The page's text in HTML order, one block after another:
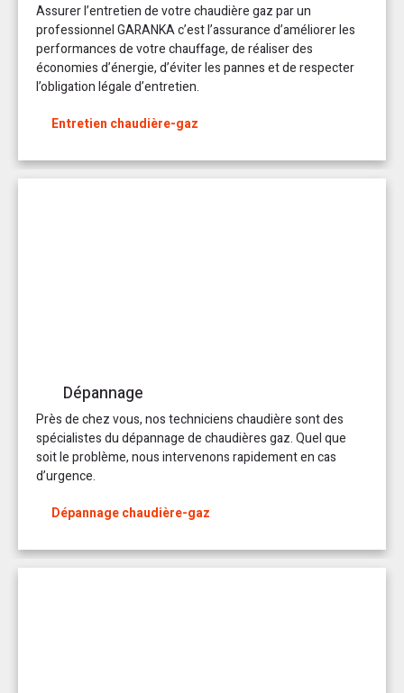
Assurer l’entretien de votre chaudière gaz par un
professionnel GARANKA c’est l’assurance d’améliorer les
performances de votre chauffage, de réaliser des
économies d’énergie, d’éviter les pannes et de respecter
l’obligation légale d’entretien.
Entretien chaudière-gaz
Dépannage
Près de chez vous, nos techniciens chaudière sont des
spécialistes du dépannage de chaudières gaz. Quel que
soit le problème, nous intervenons rapidement en cas
d’urgence.
Dépannage chaudière-gaz